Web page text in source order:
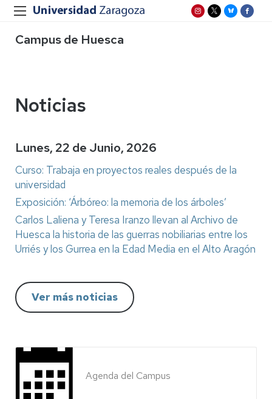
Campus de Huesca
Noticias
Lunes, 22 de Junio, 2026
Curso: Trabaja en proyectos reales después de la
universidad
Exposición: ‘Árbóreo: la memoria de los árboles’
Carlos Laliena y Teresa Iranzo llevan al Archivo de
Huesca la historia de las guerras nobiliarias entre los
Urriés y los Gurrea en la Edad Media en el Alto Aragón
Ver más noticias
Agenda del Campus